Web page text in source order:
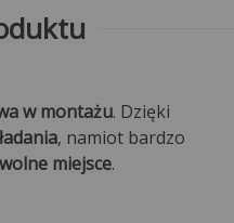
w montażu. Dzięki
, namiot bardzo
miejsce.